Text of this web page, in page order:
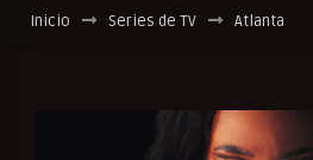
Inicio Series de TV Atlanta